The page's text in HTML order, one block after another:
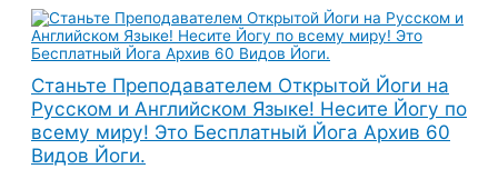
Перейти
содержимому
Станьте Преподавателем Открытой Йоги на
Русском и Английском Языке! Несите Йогу по
всему миру! Это Бесплатный Йога Архив 60
Видов Йоги.